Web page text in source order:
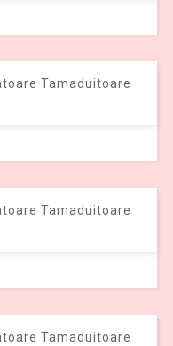
Tamaduitoare
Tamaduitoare
Tamaduitoare